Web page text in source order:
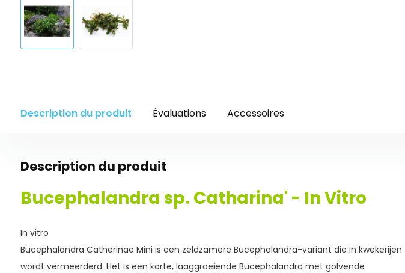
Description du produit Évaluations Accessoires
Description du produit
Bucephalandra sp. Catharina' - In Vitro
In vitro
Bucephalandra Catherinae Mini is een zeldzamere Bucephalandra-variant die in kwekerijen
wordt vermeerderd. Het is een korte, laaggroeiende Bucephalandra met golvende